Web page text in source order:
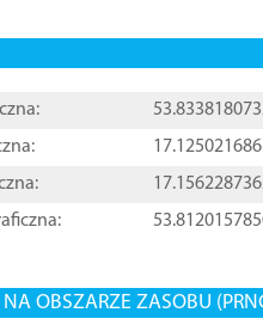
OBSZARZE ZASOBU